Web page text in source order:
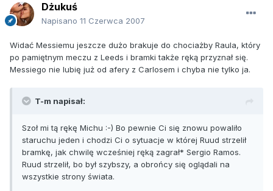
Dżukuś
Napisano 11 Czerwca 2007
Widać Messiemu jeszcze dużo brakuje do chociażby Raula, który
po pamiętnym meczu z Leeds i bramki także ręką przyznał się.
Messiego nie lubię już od afery z Carlosem i chyba nie tylko ja.
T-m napisał:
Szoł mi tą rękę Michu :-) Bo pewnie Ci się znowu powaliło
staruchu jeden i chodzi Ci o sytuacje w której Ruud strzelił
bramkę, jak chwilę wcześniej ręką zagrał* Sergio Ramos.
Ruud strzelił, bo był szybszy, a obrońcy się oglądali na
wszystkie strony świata.